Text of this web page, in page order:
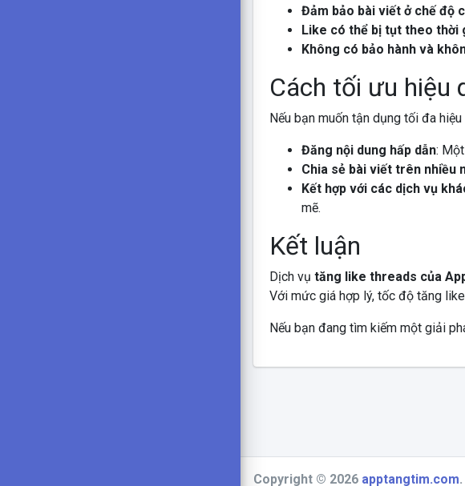
Đảm bảo bài viết ở chế độ
Like có thể bị tụt theo thời
Không có bảo hành và
Cách tối ưu hiệu
Nếu bạn muốn tận dụng tối đa
Đăng nội dung hấp dẫn:
Chia sẻ bài viết trên nhiều
Kết hợp với các dịch vụ
mẽ.
Kết luận
Dịch vụ tăng like threads của
Với mức giá hợp lý, tốc độ tăng
Nếu bạn đang tìm kiếm một giải
Copyright © 2026 apptangtim.com.